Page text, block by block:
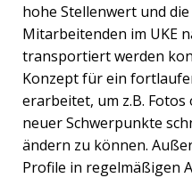
hohe Stellenwert und
Mitarbeitenden im UKE
transportiert werden
Konzept für ein
erarbeitet, um z.B.
neuer Schwerpunkte
ändern zu können.
Profile in regelmäßigen